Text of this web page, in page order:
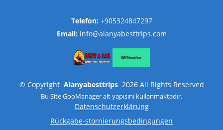
Telefon: +905324847297
Email: info@alanyabesttrips.com
© Copyright Alanyabesttrips 2026 All Rights Reserved
Bu SiteGooManageralt yapısını kullanmaktadır.
Datenschutzerklärung
Rückgabe-stornierungsbedingungen